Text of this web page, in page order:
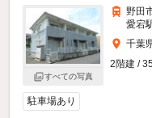
すべての写真
野田
愛宕
千葉
2階建 /
駐車場あり